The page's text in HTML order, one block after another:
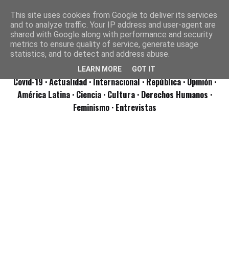
Covid-19· Actualidad· Internacional· República· Opinión·
América Latina · Ciencia · Cultura · Derechos Humanos ·
Feminismo · Entrevistas
This site uses cookies from Google to deliver its services
and to analyze traffic. Your IP address and user-agent are
shared with Google along with performance and security
metrics to ensure quality of service, generate usage
statistics, and to detect and address abuse.
LEARN MORE GOT IT